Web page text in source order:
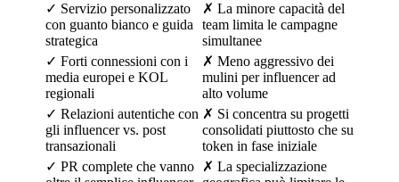
✓ Servizio personalizzato
con guanto bianco e guida
strategica
✗ La minore capacità del
team limita le campagne
simultanee
✓ Forti connessioni con i
media europei e KOL
regionali
✗ Meno aggressivo dei
mulini per influencer ad
alto volume
✓ Relazioni autentiche con
gli influencer vs. post
transazionali
✗ Si concentra su progetti
consolidati piuttosto che su
token in fase iniziale
✓ PR complete che vanno
✗ La specializzazione